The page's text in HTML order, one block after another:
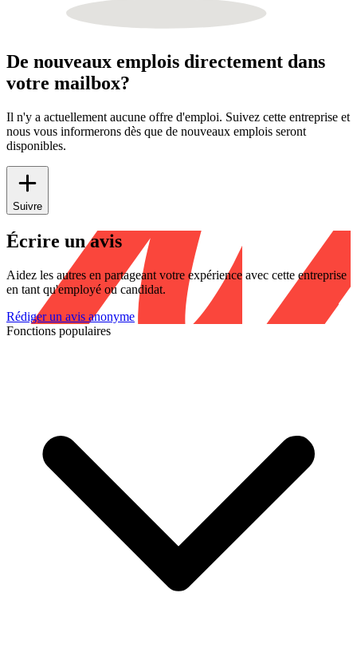
De nouveaux emplois directement dans
votre mailbox?
Il n'y a actuellement aucune offre d'emploi. Suivez cette entreprise et
nous vous informerons dès que de nouveaux emplois seront
disponibles.
Suivre
Écrire un avis
Aidez les autres en partageant votre expérience avec cette entreprise
en tant qu'employé ou candidat.
Rédiger un avis anonyme
Fonctions populaires